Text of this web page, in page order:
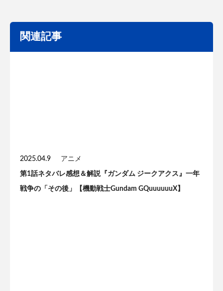
関連記事
2025.04.9 アニメ
第1話ネタバレ感想＆解説『ガンダム ジークアクス』一年
戦争の「その後」【機動戦士Gundam GQuuuuuuX】